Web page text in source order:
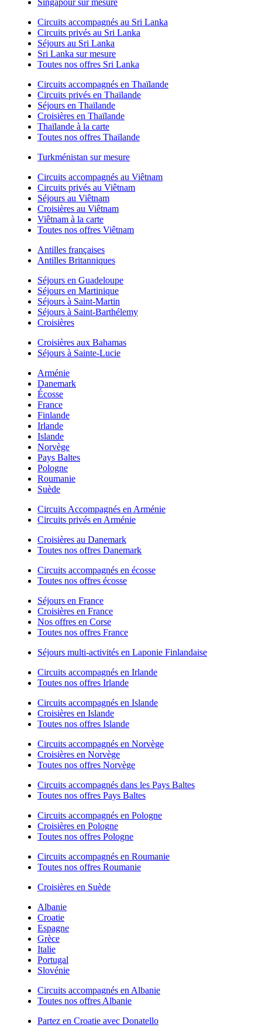
Singapour sur mesure
Circuits accompagnés au Sri Lanka
Circuits privés au Sri Lanka
Séjours au Sri Lanka
Sri Lanka sur mesure
Toutes nos offres Sri Lanka
Circuits accompagnés en Thaïlande
Circuits privés en Thaïlande
Séjours en Thaïlande
Croisières en Thaïlande
Thaïlande à la carte
Toutes nos offres Thaïlande
Turkménistan sur mesure
Circuits accompagnés au Viêtnam
Circuits privés au Viêtnam
Séjours au Viêtnam
Croisières au Viêtnam
Viêtnam à la carte
Toutes nos offres Viêtnam
Antilles françaises
Antilles Britanniques
Séjours en Guadeloupe
Séjours en Martinique
Séjours à Saint-Martin
Séjours à Saint-Barthélemy
Croisières
Croisières aux Bahamas
Séjours à Sainte-Lucie
Arménie
Danemark
Écosse
France
Finlande
Irlande
Islande
Norvège
Pays Baltes
Pologne
Roumanie
Suède
Circuits Accompagnés en Arménie
Circuits privés en Arménie
Croisières au Danemark
Toutes nos offres Danemark
Circuits accompagnés en écosse
Toutes nos offres écosse
Séjours en France
Croisières en France
Nos offres en Corse
Toutes nos offres France
Séjours multi-activités en Laponie Finlandaise
Circuits accompagnés en Irlande
Toutes nos offres Irlande
Circuits accompagnés en Islande
Croisières en Islande
Toutes nos offres Islande
Circuits accompagnés en Norvège
Croisières en Norvège
Toutes nos offres Norvège
Circuits accompagnés dans les Pays Baltes
Toutes nos offres Pays Baltes
Circuits accompagnés en Pologne
Croisières en Pologne
Toutes nos offres Pologne
Circuits accompagnés en Roumanie
Toutes nos offres Roumanie
Croisières en Suède
Albanie
Croatie
Espagne
Grèce
Italie
Portugal
Slovénie
Circuits accompagnés en Albanie
Toutes nos offres Albanie
Partez en Croatie avec Donatello